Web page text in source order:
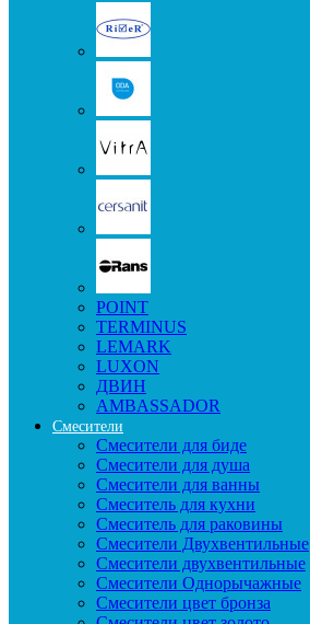
POINT
TERMINUS
LEMARK
LUXON
ДВИН
AMBASSADOR
Смесители
Смесители для биде
Смесители для душа
Смесители для ванны
Смеситель для кухни
Смеситель для раковины
Смесители Двухвентильные
Смесители двухвентильные
Смесители Однорычажные
Смесители цвет бронза